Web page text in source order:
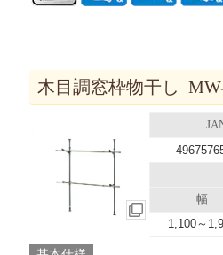
木目調窓枠物干し
幅
1,100～